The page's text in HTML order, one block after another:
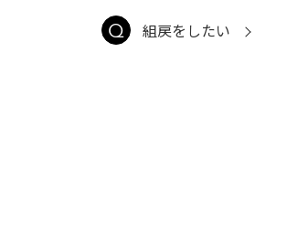
組戻をしたい